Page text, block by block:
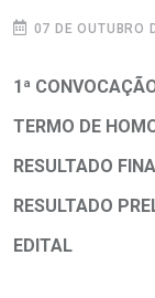
07 DE OUTUBRO
1ª
TERMO DE
RESULTADO
RESULTADO
EDITAL